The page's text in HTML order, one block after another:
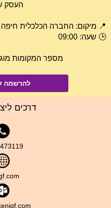
העסק
📍 מיקום: החברה הכלכלית חיפה
🕒 שעה: 09:00
מספר המקומות
להרשמה
דרכים